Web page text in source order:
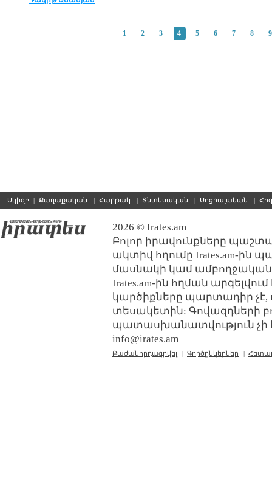
1 2 3 4 5 6 7 8 9
Սկիզբ | Քաղաքական | Հարթակ | Տնտեսական | Սոցիալական |
2026 © Irates.am
Բոլոր իրավունքները
ակտիվ հղումը Irates.am-ին
մասնակի կամ ամբողջական
Irates.am-ին հղման
կարծիքները պարտադիր չէ,
տեսակետին: Գովազդների
պատասխանատվություն չի
info@irates.am
Բաժանորդագրվել | Գործընկերներ |